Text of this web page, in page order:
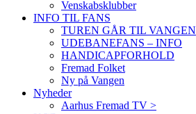
Venskabsklubber
INFO TIL FANS
TUREN GÅR TIL VANGEN
UDEBANEFANS – INFO
HANDICAPFORHOLD
Fremad Folket
Ny på Vangen
Nyheder
Aarhus Fremad TV >